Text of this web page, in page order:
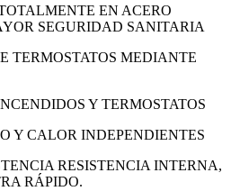
EN ACERO
SEGURIDAD SANITARIA
TERMOSTATOS MEDIANTE
Y TERMOSTATOS
Y CALOR INDEPENDIENTES
RESISTENCIA INTERNA,
RÁPIDO.